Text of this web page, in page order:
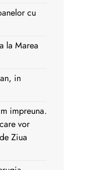
cu
la Marea
in
impreuna.
vor
Ziua